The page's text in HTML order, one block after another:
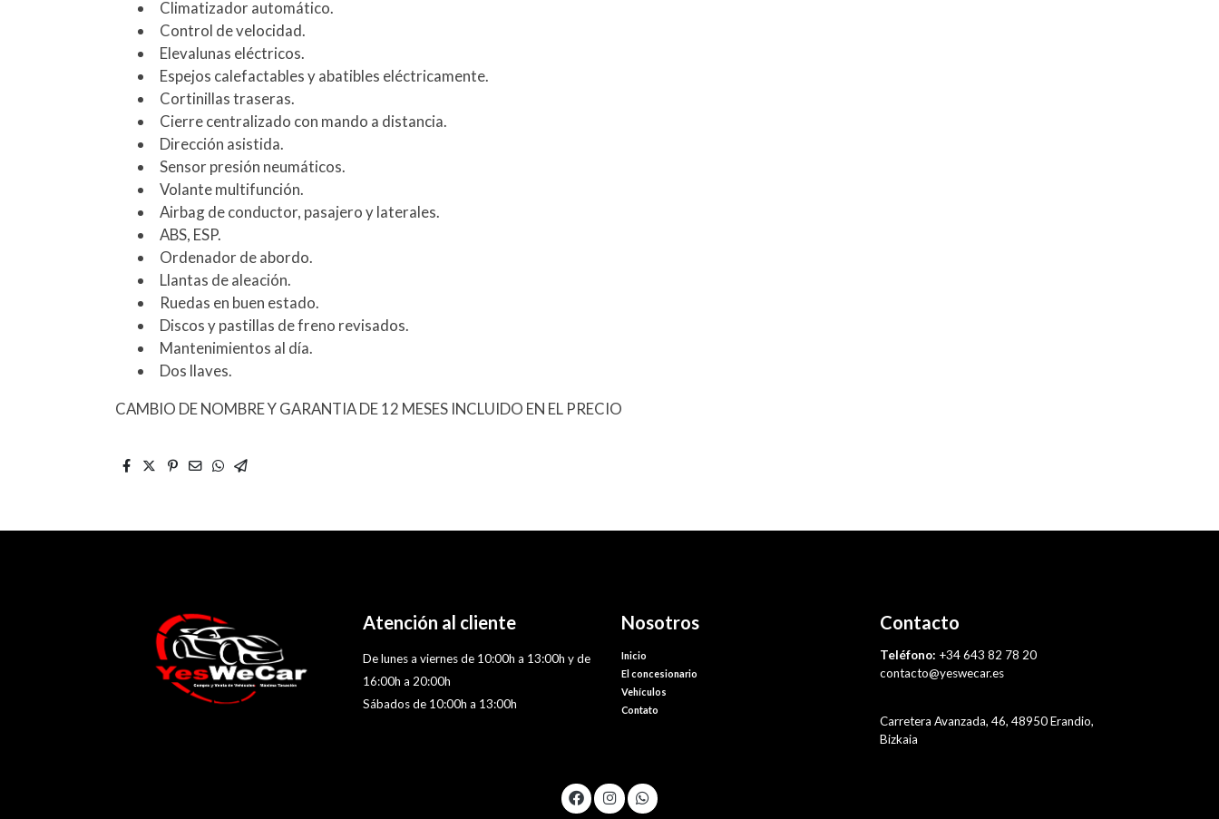
Climatizador automático.
Control de velocidad.
Elevalunas eléctricos.
Espejos calefactables y abatibles eléctricamente.
Cortinillas traseras.
Cierre centralizado con mando a distancia.
Dirección asistida.
Sensor presión neumáticos.
Volante multifunción.
Airbag de conductor, pasajero y laterales.
ABS, ESP.
Ordenador de abordo.
Llantas de aleación.
Ruedas en buen estado.
Discos y pastillas de freno revisados.
Mantenimientos al día.
Dos llaves.
CAMBIO DE NOMBRE Y GARANTIA DE 12 MESES INCLUIDO EN EL PRECIO
Atención al cliente
De lunes a viernes de 10:00h a 13:00h y de
16:00h a 20:00h
Sábados de 10:00h a 13:00h
Nosotros
Inicio
El concesionario
Vehículos
Contato
Contacto
Teléfono: +34 643 82 78 20
contacto@yeswecar.es
Carretera Avanzada, 46, 48950 Erandio,
Bizkaia